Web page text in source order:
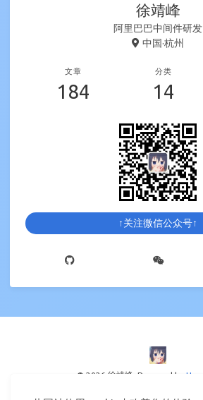
徐靖峰
阿里巴巴中间件研发
中国·杭州
文章
184
分类
14
↑关注微信公众号↑
© 2026 徐靖峰 Powered by Hexo